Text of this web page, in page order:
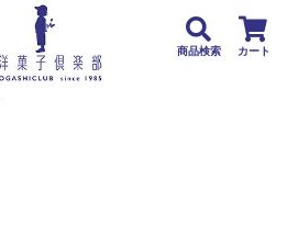
商品検索 カート